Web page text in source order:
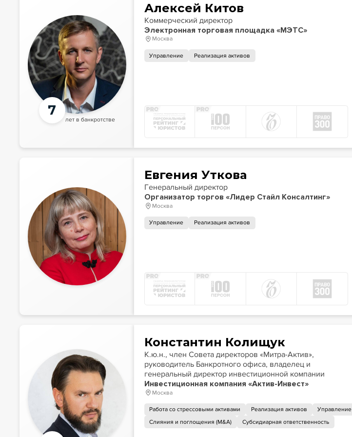
7
лет в банкротстве
Алексей Китов
Коммерческий директор
Электронная торговая площадка «МЭТС»
Москва
Управление Реализация активов
Евгения Уткова
Генеральный директор
Организатор торгов «Лидер Стайл Консалтинг»
Москва
Управление Реализация активов
Константин Колищук
К.ю.н., член Совета директоров «Митра-Актив»,
руководитель Банкротного офиса, владелец и
генеральный директор инвестиционной компании
Инвестиционная компания «Актив-Инвест»
Москва
Работа со стрессовыми активами Реализация активов
Управление
Слияния и поглощения (M&A)
Субсидиарная ответственность